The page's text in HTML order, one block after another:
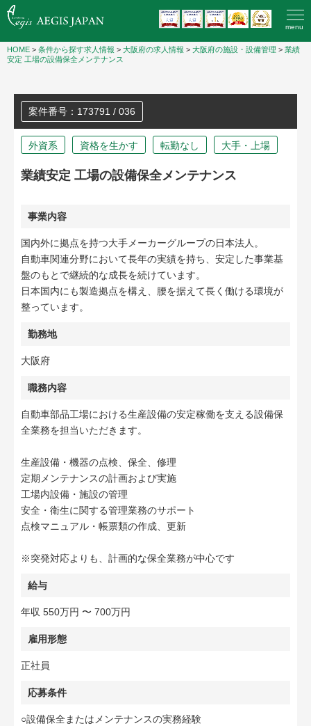
menu
HOME > 条件から探す求人情報 > 大阪府の求人情報 > 大阪府の施設・設備管理 > 業績
安定 工場の設備保全メンテナンス
案件番号：173791 / 036
外資系 資格を生かす 転勤なし 大手・上場
業績安定 工場の設備保全メンテナンス
事業内容
国内外に拠点を持つ大手メーカーグループの日本法人。
自動車関連分野において長年の実績を持ち、安定した事業基
盤のもとで継続的な成長を続けています。
日本国内にも製造拠点を構え、腰を据えて長く働ける環境が
整っています。
勤務地
大阪府
職務内容
自動車部品工場における生産設備の安定稼働を支える設備保
全業務を担当いただきます。
生産設備・機器の点検、保全、修理
定期メンテナンスの計画および実施
工場内設備・施設の管理
安全・衛生に関する管理業務のサポート
点検マニュアル・帳票類の作成、更新
※突発対応よりも、計画的な保全業務が中心です
給与
年収 550万円 〜 700万円
雇用形態
正社員
応募条件
○設備保全またはメンテナンスの実務経験